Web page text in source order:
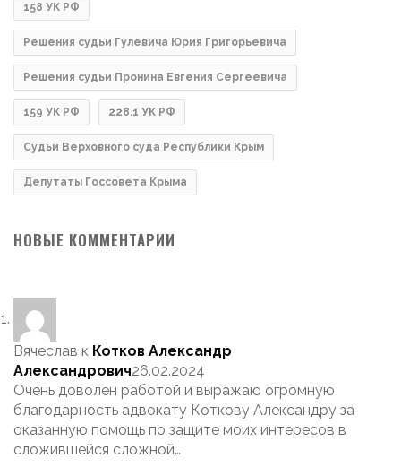
158 УК РФ
Решения судьи Гулевича Юрия Григорьевича
Решения судьи Пронина Евгения Сергеевича
159 УК РФ 228.1 УК РФ
Судьи Верховного суда Республики Крым
Депутаты Госсовета Крыма
НОВЫЕ КОММЕНТАРИИ
Вячеслав к Котков Александр
Александрович26.02.2024
Очень доволен работой и выражаю огромную
благодарность адвокату Коткову Александру за
оказанную помощь по защите моих интересов в
сложившейся сложной…